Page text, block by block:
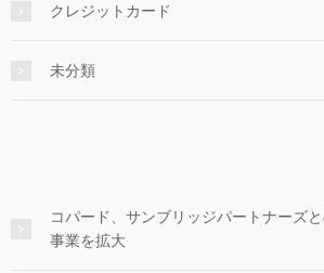
クレジットカード
未分類
コパード、サンブリッジパートナーズ
事業を拡大